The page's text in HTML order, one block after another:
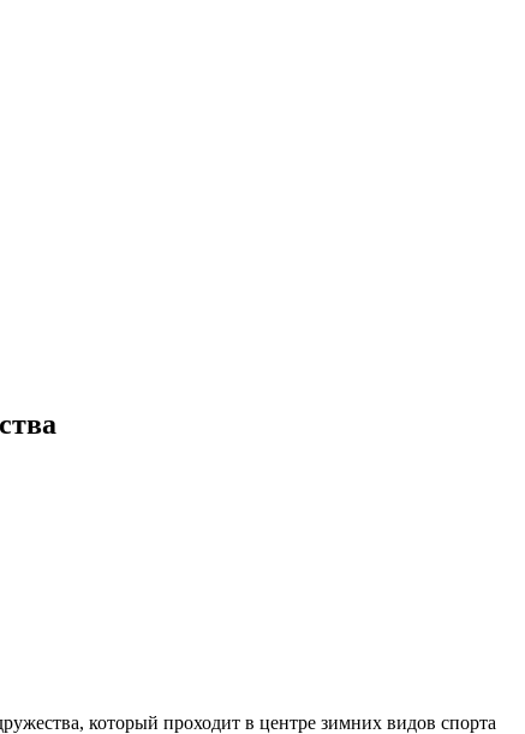
который проходит в центре зимних видов спорта